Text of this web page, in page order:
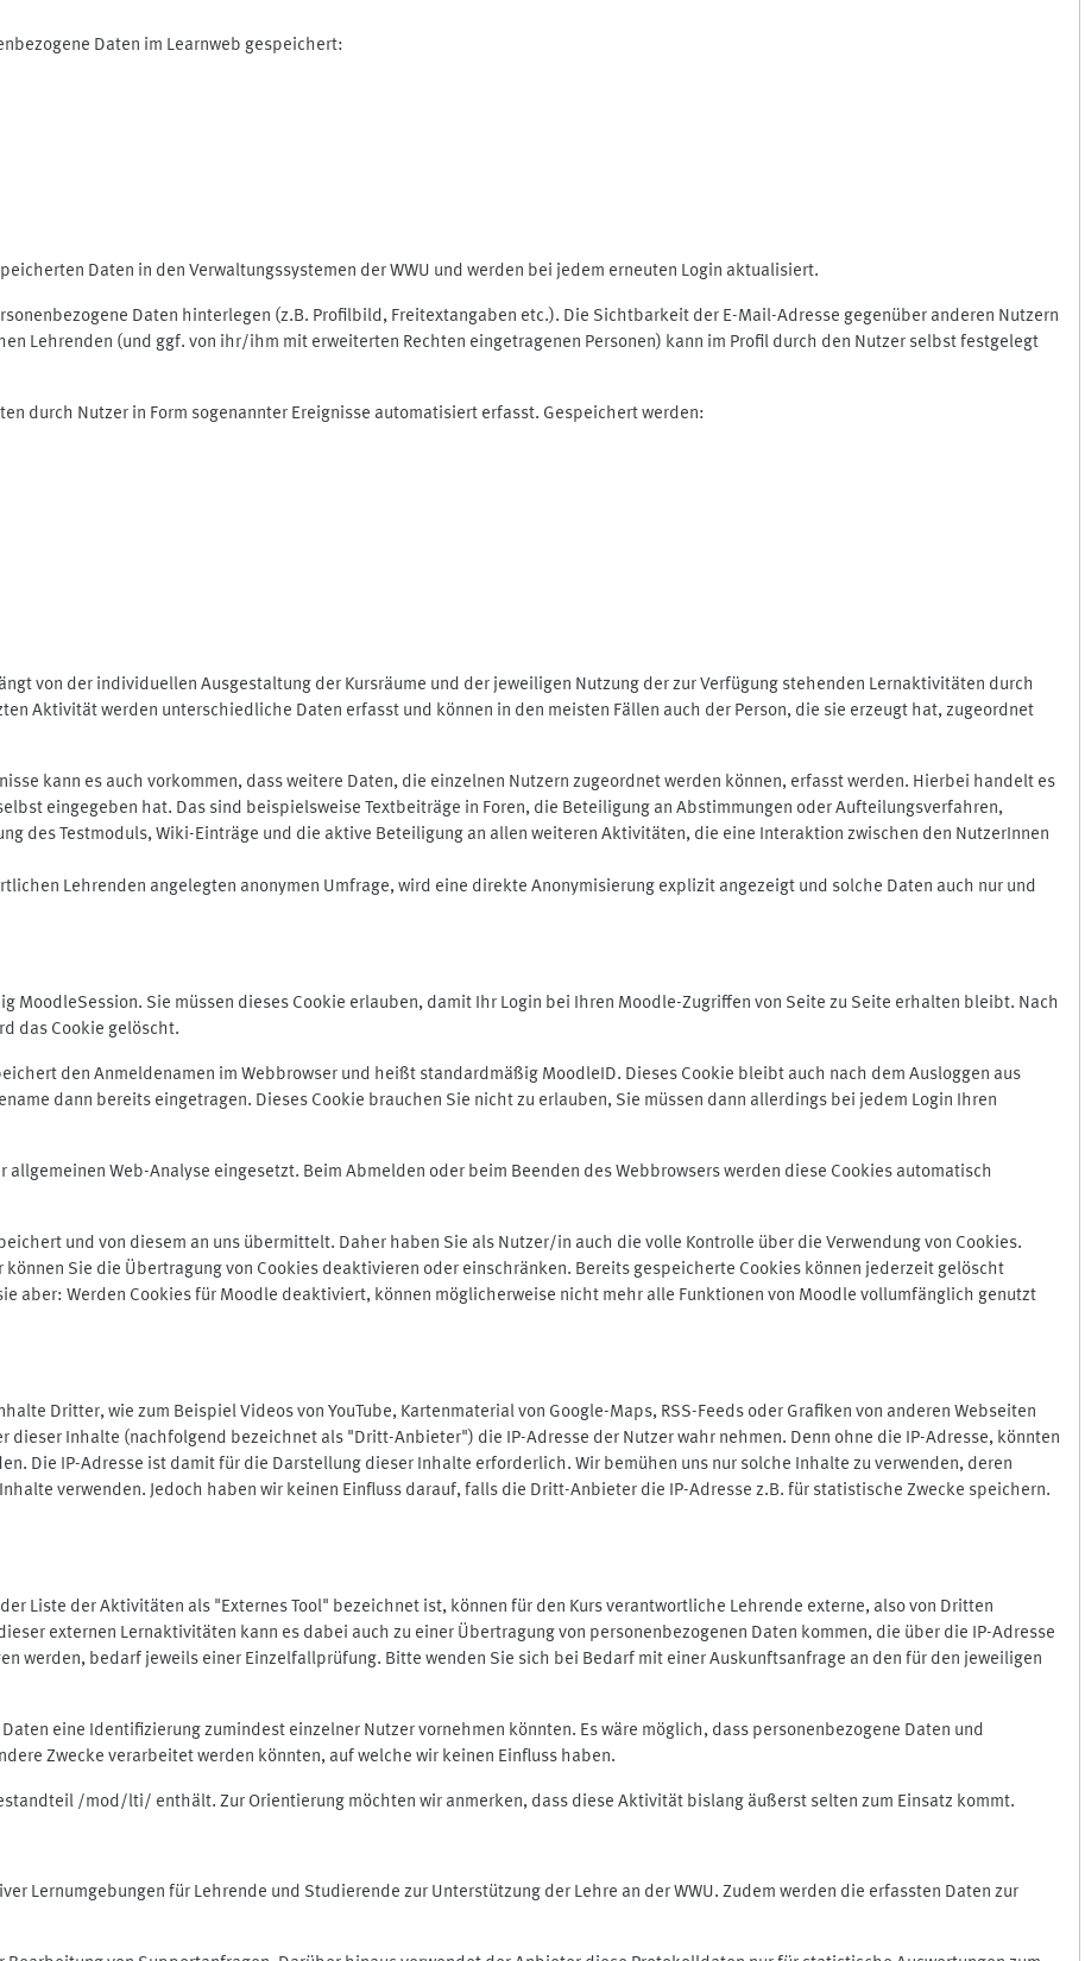
Daten im Learnweb gespeichert:
Daten in den Verwaltungssystemen der WWU und werden bei jedem erneuten Login aktualisiert.
Daten hinterlegen (z.B. Profilbild, Freitextangaben etc.). Die Sichtbarkeit der E-Mail-Adresse gegenüber anderen Nutzern
Lehrenden (und ggf. von ihr/ihm mit erweiterten Rechten eingetragenen Personen) kann im Profil durch den Nutzer selbst festgelegt
durch Nutzer in Form sogenannter Ereignisse automatisiert erfasst. Gespeichert werden:
von der individuellen Ausgestaltung der Kursräume und der jeweiligen Nutzung der zur Verfügung stehenden Lernaktivitäten durch
Aktivität werden unterschiedliche Daten erfasst und können in den meisten Fällen auch der Person, die sie erzeugt hat, zugeordnet
kann es auch vorkommen, dass weitere Daten, die einzelnen Nutzern zugeordnet werden können, erfasst werden. Hierbei handelt es
eingegeben hat. Das sind beispielsweise Textbeiträge in Foren, die Beteiligung an Abstimmungen oder Aufteilungsverfahren,
des Testmoduls, Wiki-Einträge und die aktive Beteiligung an allen weiteren Aktivitäten, die eine Interaktion zwischen den NutzerInnen
Lehrenden angelegten anonymen Umfrage, wird eine direkte Anonymisierung explizit angezeigt und solche Daten auch nur und
MoodleSession. Sie müssen dieses Cookie erlauben, damit Ihr Login bei Ihren Moodle-Zugriffen von Seite zu Seite erhalten bleibt. Nach
das Cookie gelöscht.
den Anmeldenamen im Webbrowser und heißt standardmäßig MoodleID. Dieses Cookie bleibt auch nach dem Ausloggen aus
dann bereits eingetragen. Dieses Cookie brauchen Sie nicht zu erlauben, Sie müssen dann allerdings bei jedem Login Ihren
allgemeinen Web-Analyse eingesetzt. Beim Abmelden oder beim Beenden des Webbrowsers werden diese Cookies automatisch
und von diesem an uns übermittelt. Daher haben Sie als Nutzer/in auch die volle Kontrolle über die Verwendung von Cookies.
Sie die Übertragung von Cookies deaktivieren oder einschränken. Bereits gespeicherte Cookies können jederzeit gelöscht
aber: Werden Cookies für Moodle deaktiviert, können möglicherweise nicht mehr alle Funktionen von Moodle vollumfänglich genutzt
Dritter, wie zum Beispiel Videos von YouTube, Kartenmaterial von Google-Maps, RSS-Feeds oder Grafiken von anderen Webseiten
dieser Inhalte (nachfolgend bezeichnet als "Dritt-Anbieter") die IP-Adresse der Nutzer wahr nehmen. Denn ohne die IP-Adresse, könnten
Die IP-Adresse ist damit für die Darstellung dieser Inhalte erforderlich. Wir bemühen uns nur solche Inhalte zu verwenden, deren
verwenden. Jedoch haben wir keinen Einfluss darauf, falls die Dritt-Anbieter die IP-Adresse z.B. für statistische Zwecke speichern.
Liste der Aktivitäten als "Externes Tool" bezeichnet ist, können für den Kurs verantwortliche Lehrende externe, also von Dritten
externen Lernaktivitäten kann es dabei auch zu einer Übertragung von personenbezogenen Daten kommen, die über die IP-Adresse
werden, bedarf jeweils einer Einzelfallprüfung. Bitte wenden Sie sich bei Bedarf mit einer Auskunftsanfrage an den für den jeweiligen
eine Identifizierung zumindest einzelner Nutzer vornehmen könnten. Es wäre möglich, dass personenbezogene Daten und
Zwecke verarbeitet werden könnten, auf welche wir keinen Einfluss haben.
/mod/lti/ enthält. Zur Orientierung möchten wir anmerken, dass diese Aktivität bislang äußerst selten zum Einsatz kommt.
Lernumgebungen für Lehrende und Studierende zur Unterstützung der Lehre an der WWU. Zudem werden die erfassten Daten zur